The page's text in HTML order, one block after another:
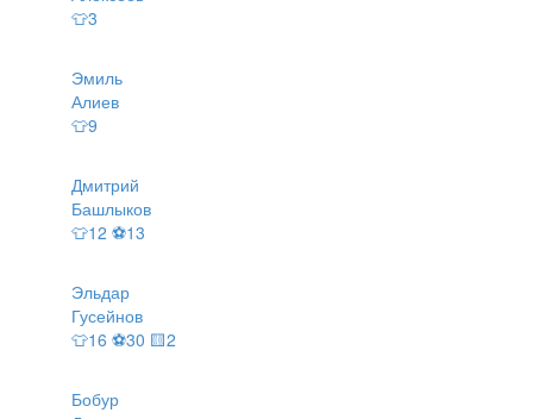
👕3
Эмиль
Алиев
👕9
Дмитрий
Башлыков
👕12 ⚽13
Эльдар
Гусейнов
👕16 ⚽30 🟨2
Бобур